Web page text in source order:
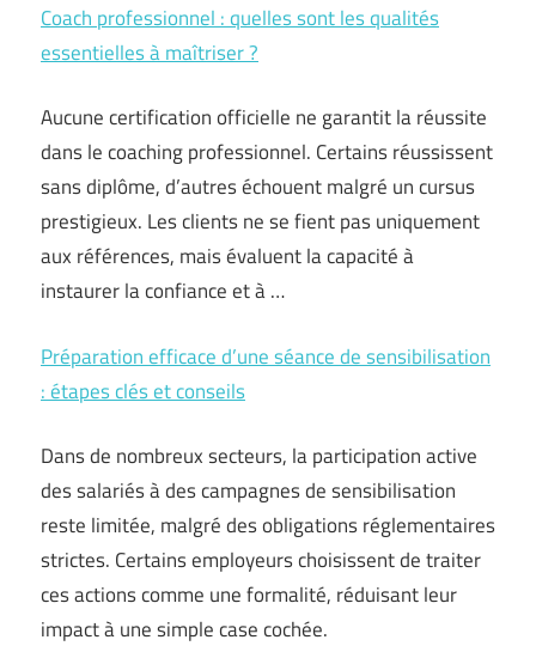
Coach professionnel : quelles sont les qualités
essentielles à maîtriser ?
Aucune certification officielle ne garantit la réussite
dans le coaching professionnel. Certains réussissent
sans diplôme, d’autres échouent malgré un cursus
prestigieux. Les clients ne se fient pas uniquement
aux références, mais évaluent la capacité à
instaurer la confiance et à …
Préparation efficace d’une séance de sensibilisation
: étapes clés et conseils
Dans de nombreux secteurs, la participation active
des salariés à des campagnes de sensibilisation
reste limitée, malgré des obligations réglementaires
strictes. Certains employeurs choisissent de traiter
ces actions comme une formalité, réduisant leur
impact à une simple case cochée.